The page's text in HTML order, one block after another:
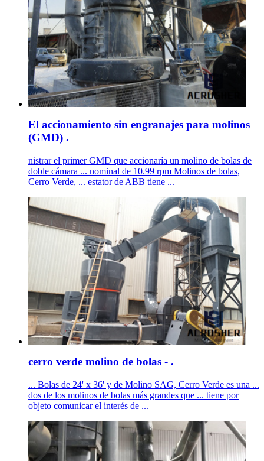
El accionamiento sin engranajes para molinos
(GMD) .
nistrar el primer GMD que accionaría un molino de bolas de
doble cámara ... nominal de 10.99 rpm Molinos de bolas,
Cerro Verde, ... estator de ABB tiene ...
cerro verde molino de bolas - .
... Bolas de 24' x 36' y de Molino SAG, Cerro Verde es una ...
dos de los molinos de bolas más grandes que ... tiene por
objeto comunicar el interés de ...